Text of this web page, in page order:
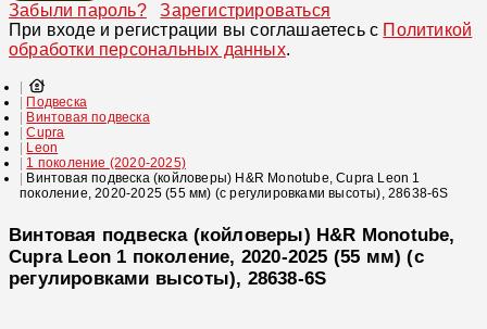
Забыли пароль?
Зарегистрироваться
При входе и регистрации вы соглашаетесь с Политикой
обработки персональных данных.
Подвеска
Винтовая подвеска
Cupra
Leon
1 поколение (2020-2025)
Винтовая подвеска (койловеры) H&R Monotube, Cupra Leon 1
поколение, 2020-2025 (55 мм) (с регулировками высоты), 28638-6S
Винтовая подвеска (койловеры) H&R Monotube,
Cupra Leon 1 поколение, 2020-2025 (55 мм) (с
регулировками высоты), 28638-6S